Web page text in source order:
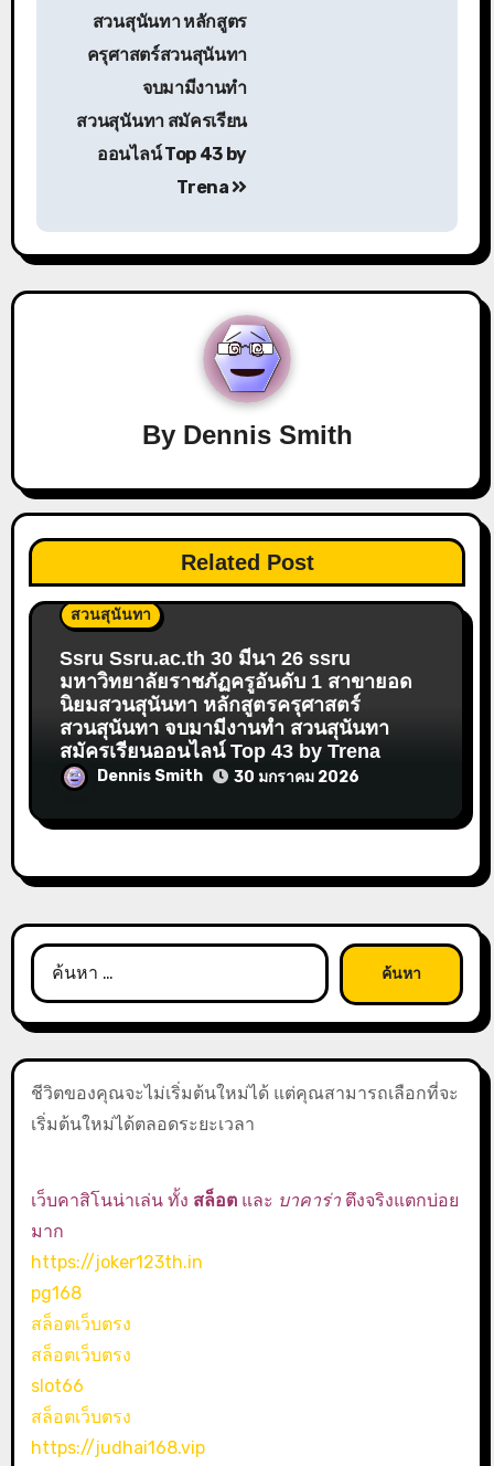
สวนสุนันทา หลักสูตร
ครุศาสตร์สวนสุนันทา
จบมามีงานทำ
สวนสุนันทา สมัครเรียน
ออนไลน์ Top 43 by
Trena
By Dennis Smith
Related Post
สวนสุนันทา
Ssru Ssru.ac.th 30 มีนา 26 ssru
มหาวิทยาลัยราชภัฏครูอันดับ 1 สาขายอด
นิยมสวนสุนันทา หลักสูตรครุศาสตร์
สวนสุนันทา จบมามีงานทำ สวนสุนันทา
สมัครเรียนออนไลน์ Top 43 by Trena
Dennis Smith 30 มกราคม 2026
ค้นหา
สำหรับ:
ชีวิตของคุณจะไม่เริ่มต้นใหม่ได้ แต่คุณสามารถเลือกที่จะ
เริ่มต้นใหม่ได้ตลอดระยะเวลา
เว็บคาสิโนน่าเล่น ทั้ง สล็อตและ บาคาร่าตึงจริงแตกบ่อย
มาก
https://joker123th.in
pg168
สล็อตเว็บตรง
สล็อตเว็บตรง
slot66
สล็อตเว็บตรง
https://judhai168.vip